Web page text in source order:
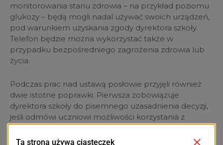
monitorowania stanu zdrowia – na przykład poziomu
glukozy – będą mogli nadal używać swoich urządzeń,
pod warunkiem uzyskania zgody dyrektora szkoły.
Telefon będzie można wykorzystać także w
przypadku bezpośredniego zagrożenia zdrowia lub
życia.
Podczas prac nad ustawą posłowie przyjęli również
dwie istotne poprawki. Pierwsza zobowiązuje
dyrektora szkoły do pisemnego uzasadnienia decyzji,
jeśli odmówi uczniowi możliwości korzystania z
telefonu lub specjalistycznej aplikacji ze względów
zdrowotnych. Druga rozszerza zakres nowych